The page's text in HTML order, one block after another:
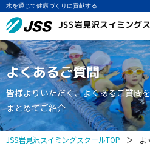
水を通じて健康づくりに貢献する
JSS岩見沢スイミング
よくあるご質問
皆様よりいただく、よくあるご質問を
まとめてご紹介
JSS岩見沢スイミングスクールTOP ＞ よ